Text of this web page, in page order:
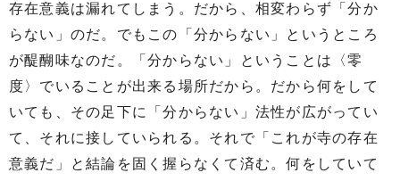
存在意義は漏れてしまう。だから、相変わらず「分か
らない」のだ。でもこの「分からない」というところ
が醍醐味なのだ。「分からない」ということは〈零
度〉でいることが出来る場所だから。だから何をして
いても、その足下に「分からない」法性が広がってい
て、それに接していられる。それで「これが寺の存在
意義だ」と結論を固く握らなくて済む。何をしていて